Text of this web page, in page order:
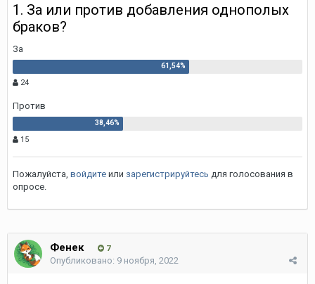
1. За или против добавления однополых
браков?
За
24
Против
15
Пожалуйста, войдите или зарегистрируйтесь для голосования в
опросе.
Фенек 7
Опубликовано: 9 ноября, 2022